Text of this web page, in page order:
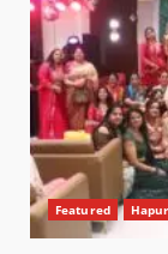
Featured